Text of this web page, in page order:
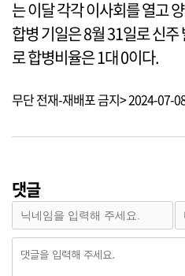
는 이달 각각 이사회를 열고
합병 기일은 8월 31일로 신
로 합병비율은 1대 0이다.
무단 전재-재배포 금지> 2024-07-
댓글